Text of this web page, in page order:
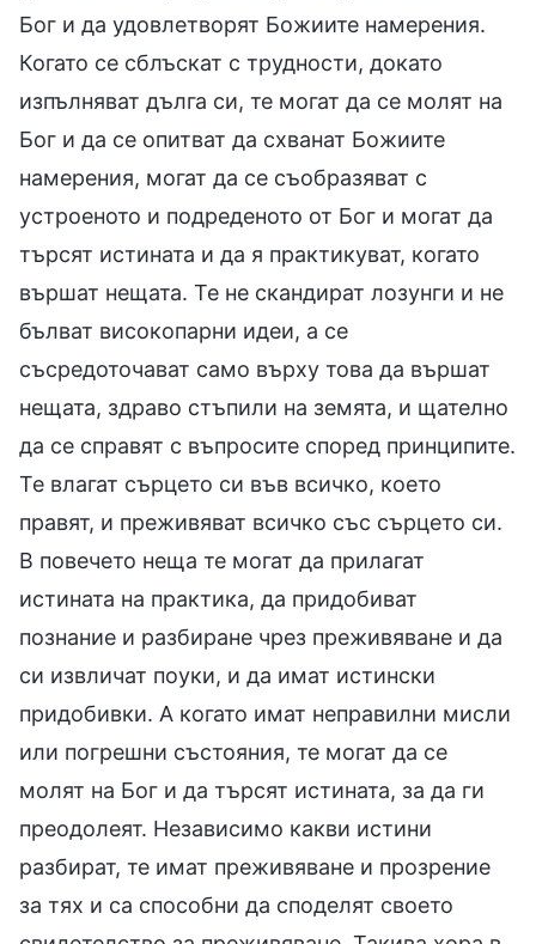
Бог и да удовлетворят Божиите намерения.
Когато се сблъскат с трудности, докато
изпълняват дълга си, те могат да се молят на
Бог и да се опитват да схванат Божиите
намерения, могат да се съобразяват с
устроеното и подреденото от Бог и могат да
търсят истината и да я практикуват, когато
вършат нещата. Те не скандират лозунги и не
бълват високопарни идеи, а се
съсредоточават само върху това да вършат
нещата, здраво стъпили на земята, и щателно
да се справят с въпросите според принципите.
Те влагат сърцето си във всичко, което
правят, и преживяват всичко със сърцето си.
В повечето неща те могат да прилагат
истината на практика, да придобиват
познание и разбиране чрез преживяване и да
си извличат поуки, и да имат истински
придобивки. А когато имат неправилни мисли
или погрешни състояния, те могат да се
молят на Бог и да търсят истината, за да ги
преодолеят. Независимо какви истини
разбират, те имат преживяване и прозрение
за тях и са способни да споделят своето